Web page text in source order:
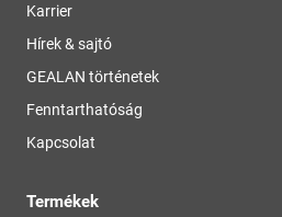
Karrier
Hírek & sajtó
GEALAN történetek
Fenntarthatóság
Kapcsolat
Termékek